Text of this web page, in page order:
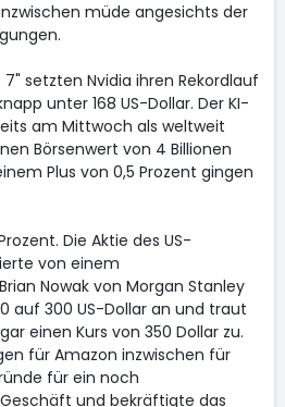
müde angesichts der
setzten Nvidia ihren Rekordlauf
unter 168 US-Dollar. Der KI-
am Mittwoch als weltweit
Börsenwert von 4 Billionen
Plus von 0,5 Prozent gingen
Die Aktie des US-
von einem
Nowak von Morgan Stanley
auf 300 US-Dollar an und traut
einen Kurs von 350 Dollar zu.
für Amazon inzwischen für
für ein noch
und bekräftigte das